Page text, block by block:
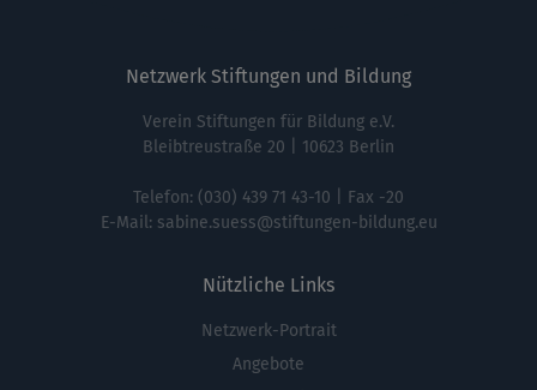
Netzwerk Stiftungen und Bildung
Verein Stiftungen für Bildung e.V.
Bleibtreustraße 20 | 10623 Berlin
Telefon: (030) 439 71 43-10 | Fax -20
E-Mail: sabine.suess@stiftungen-bildung.eu
Nützliche Links
Fußbereichsmenü
Netzwerk-Portrait
Angebote